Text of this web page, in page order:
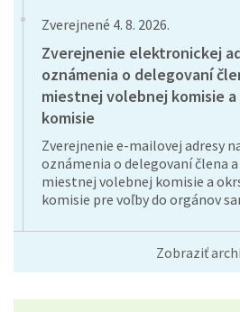
Zverejnené 4. 8. 2026.
Zverejnenie elektronickej
oznámenia o delegovaní
miestnej volebnej komisie
komisie
Zverejnenie e-mailovej adresy
oznámenia o delegovaní člena
miestnej volebnej komisie a
komisie pre voľby do orgánov
Zobraziť